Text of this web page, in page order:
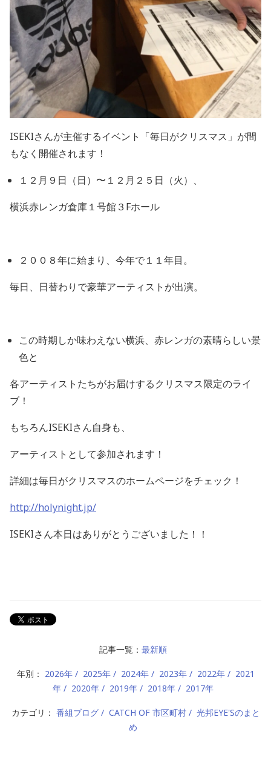
ISEKIさんが主催するイベント「毎日がクリスマス」が間
もなく開催されます！
１２月９日（日）〜１２月２５日（火）、
横浜赤レンガ倉庫１号館３Fホール
２００８年に始まり、今年で１１年目。
毎日、日替わりで豪華アーティストが出演。
この時期しか味わえない横浜、赤レンガの素晴らしい景
色と
各アーティストたちがお届けするクリスマス限定のライ
ブ！
もちろんISEKIさん自身も、
アーティストとして参加されます！
詳細は毎日がクリスマスのホームページをチェック！
http://holynight.jp/
ISEKIさん本日はありがとうございました！！
記事一覧： 最新順
年別： 2026年 2025年 2024年 2023年 2022年
2021
年
2020年 2019年 2018年 2017年
カテゴリ： 番組ブログ CATCH OF 市区町村
光邦EYE'Sのまと
め